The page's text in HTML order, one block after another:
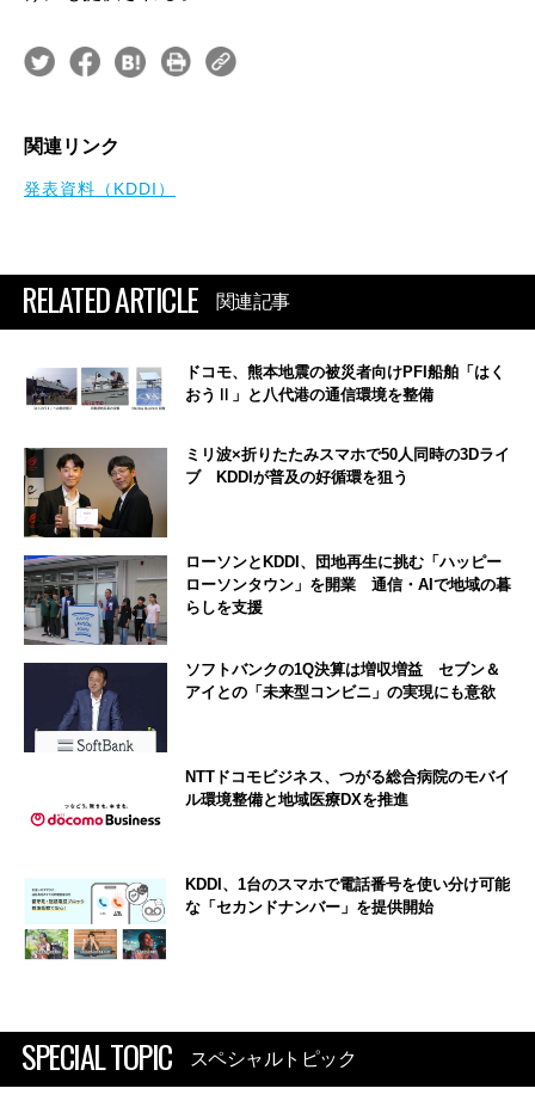
関連リンク
発表資料（KDDI）
RELATED ARTICLE 関連記事
ドコモ、熊本地震の被災者向けPFI船舶「はく
おうⅡ」と八代港の通信環境を整備
ミリ波×折りたたみスマホで50人同時の3Dライ
ブ KDDIが普及の好循環を狙う
ローソンとKDDI、団地再生に挑む「ハッピー
ローソンタウン」を開業 通信・AIで地域の暮
らしを支援
ソフトバンクの1Q決算は増収増益 セブン＆
アイとの「未来型コンビニ」の実現にも意欲
NTTドコモビジネス、つがる総合病院のモバイ
ル環境整備と地域医療DXを推進
KDDI、1台のスマホで電話番号を使い分け可能
な「セカンドナンバー」を提供開始
SPECIAL TOPIC スペシャルトピック